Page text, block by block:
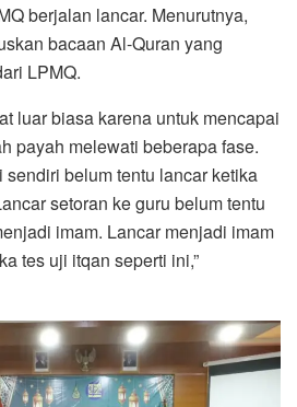
berjalan lancar. Menurutnya,
bacaan Al-Quran yang
LPMQ.
luar biasa karena untuk mencapai
payah melewati beberapa fase.
sendiri belum tentu lancar ketika
setoran ke guru belum tentu
imam. Lancar menjadi imam
tes uji itqan seperti ini,”